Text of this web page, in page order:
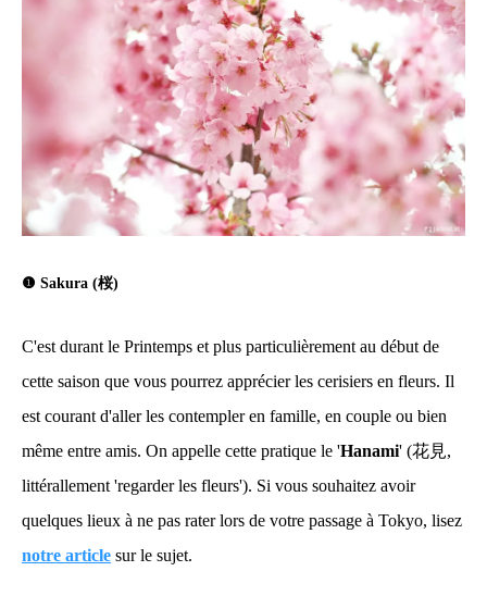
❶ Sakura (桜)
C'est durant le Printemps et plus particulièrement au début de
cette saison que vous pourrez apprécier les cerisiers en fleurs. Il
est courant d'aller les contempler en famille, en couple ou bien
même entre amis. On appelle cette pratique le 'Hanami' (花見,
littérallement 'regarder les fleurs'). Si vous souhaitez avoir
quelques lieux à ne pas rater lors de votre passage à Tokyo, lisez
notre article sur le sujet.